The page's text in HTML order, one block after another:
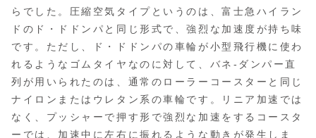
らでした。圧縮空気タイプというのは、富士急ハイラン
ドのド・ドドンパと同じ形式で、強烈な加速度が持ち味
です。ただし、ド・ドドンパの車輪が小型飛行機に使わ
れるようなゴムタイヤなのに対して、バネ-ダンパー直
列が用いられたのは、通常のローラーコースターと同じ
ナイロンまたはウレタン系の車輪です。リニア加速では
なく、プッシャーで押す形で強烈な加速をするコースタ
ーでは、加速中に左右に振れるような動きが発生しま